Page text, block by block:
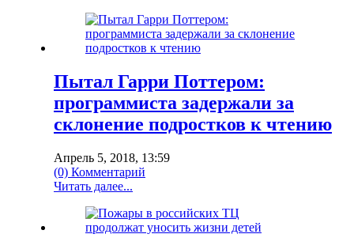
Пытал Гарри Поттером:
программиста задержали за
склонение подростков к чтению
Апрель 5, 2018, 13:59
(0) Комментарий
Читать далее...